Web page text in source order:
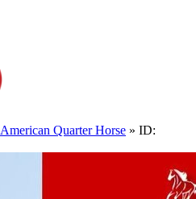
American Quarter Horse » ID: